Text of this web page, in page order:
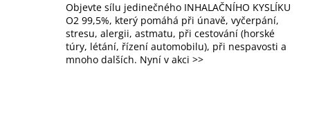
Objevte sílu jedinečného INHALAČNÍHO KYSLÍKU
O2 99,5%, který pomáhá při únavě, vyčerpání,
stresu, alergii, astmatu, při cestování (horské
túry, létání, řízení automobilu), při nespavosti a
mnoho dalších. Nyní v akci >>